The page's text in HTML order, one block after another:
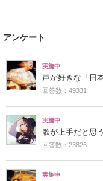
アンケート
実施中
声が好きな「日
回答数：49331
実施中
歌が上手だと思
回答数：23826
実施中